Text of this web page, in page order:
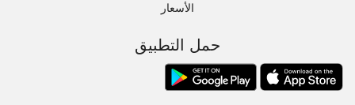
الأسعار
حمل التطبيق